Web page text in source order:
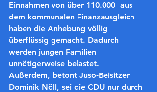
Einnahmen von über 110.000  aus
dem kommunalen Finanzausgleich
haben die Anhebung völlig
überflüssig gemacht. Dadurch
werden jungen Familien
unnötigerweise belastet.
Außerdem, betont Juso-Beisitzer
Dominik Nöll, sei die CDU nur durch